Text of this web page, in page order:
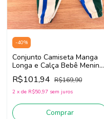
-40%
Conjunto Camiseta Manga
Longa e Calça Bebê Menino
Três e Já 62436 (Verde/Off
White)
R$101,94 R$169,90
2 x de R$50,97 sem juros
Comprar